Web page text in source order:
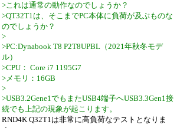
>これは通常の動作なのでしょうか？
>QT32T1は、そこまでPC本体に負荷が及ぶものな
のでしょうか？
>
>PC:Dynabook T8 P2T8UPBL（2021年秋冬モデ
ル）
>CPU： Core i7 1195G7
>メモリ：16GB
>
>USB3.2Gene1でもまたUSB4端子へUSB3.3Gen1接
続でも上記の現象が起こります。
RND4K Q32T1は非常に高負荷なテストとなりま